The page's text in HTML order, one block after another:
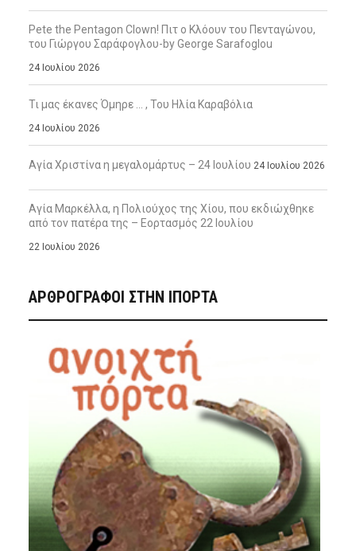
Pete the Pentagon Clown! Πιτ ο Κλόουν του Πενταγώνου,
του Γιώργου Σαράφογλου-by George Sarafoglou
24 Ιουλίου 2026
Τι μας έκανες Όμηρε … , Του Ηλία Καραβόλια
24 Ιουλίου 2026
Αγία Χριστίνα η μεγαλομάρτυς – 24 Ιουλίου 24 Ιουλίου 2026
Αγία Μαρκέλλα, η Πολιούχος της Χίου, που εκδιώχθηκε
από τον πατέρα της – Εορτασμός 22 Ιουλίου
22 Ιουλίου 2026
ΑΡΘΡΟΓΡΑΦΟΙ ΣΤΗΝ IΠΟΡΤΑ